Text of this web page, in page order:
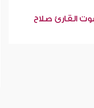
القارئ صلاح